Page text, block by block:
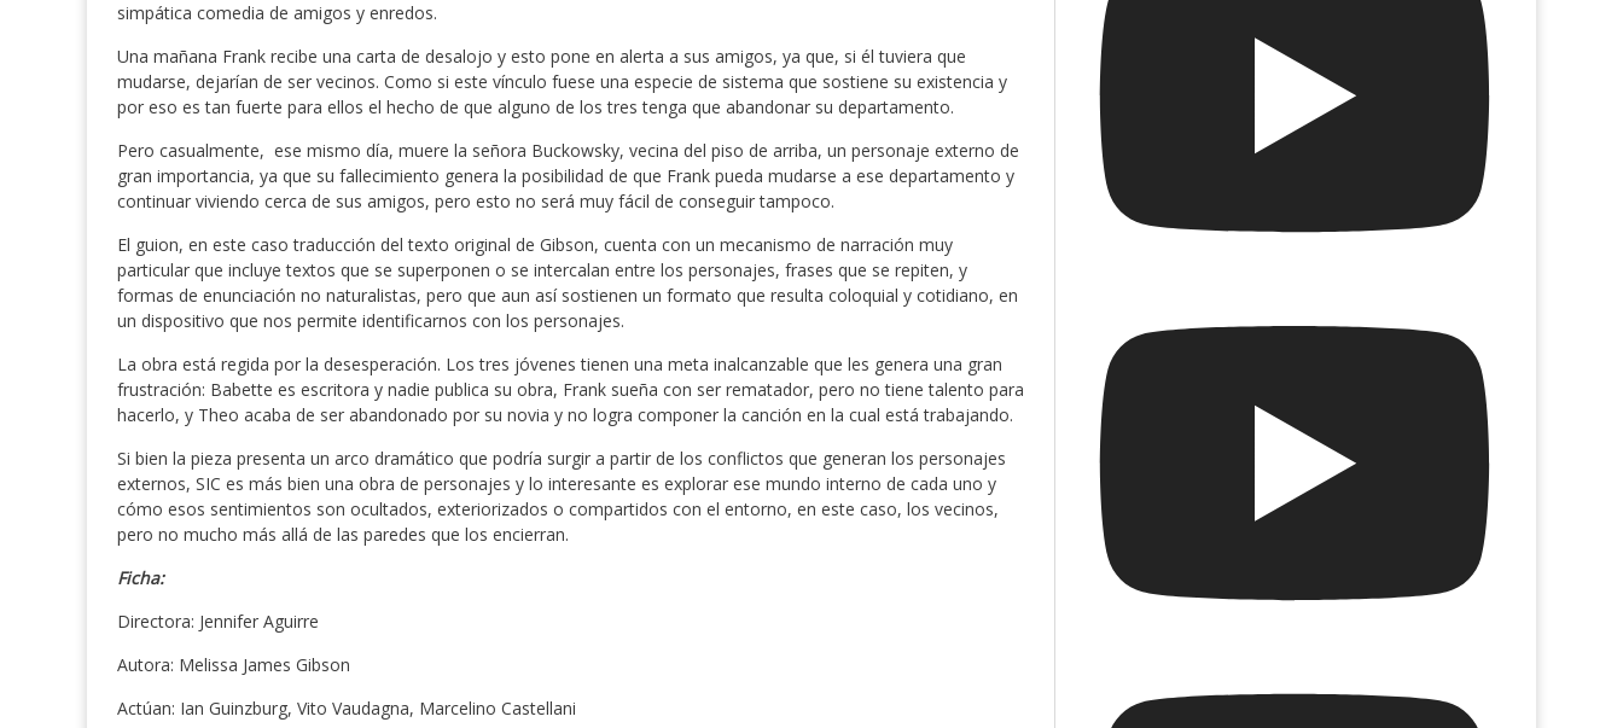
simpática comedia de amigos y enredos.
Una mañana Frank recibe una carta de desalojo y esto pone en alerta a sus amigos, ya que, si él tuviera que
mudarse, dejarían de ser vecinos. Como si este vínculo fuese una especie de sistema que sostiene su existencia y
por eso es tan fuerte para ellos el hecho de que alguno de los tres tenga que abandonar su departamento.
Pero casualmente, ese mismo día, muere la señora Buckowsky, vecina del piso de arriba, un personaje externo de
gran importancia, ya que su fallecimiento genera la posibilidad de que Frank pueda mudarse a ese departamento y
continuar viviendo cerca de sus amigos, pero esto no será muy fácil de conseguir tampoco.
El guion, en este caso traducción del texto original de Gibson, cuenta con un mecanismo de narración muy
particular que incluye textos que se superponen o se intercalan entre los personajes, frases que se repiten, y
formas de enunciación no naturalistas, pero que aun así sostienen un formato que resulta coloquial y cotidiano, en
un dispositivo que nos permite identificarnos con los personajes.
La obra está regida por la desesperación. Los tres jóvenes tienen una meta inalcanzable que les genera una gran
frustración: Babette es escritora y nadie publica su obra, Frank sueña con ser rematador, pero no tiene talento para
hacerlo, y Theo acaba de ser abandonado por su novia y no logra componer la canción en la cual está trabajando.
Si bien la pieza presenta un arco dramático que podría surgir a partir de los conflictos que generan los personajes
externos, SIC es más bien una obra de personajes y lo interesante es explorar ese mundo interno de cada uno y
cómo esos sentimientos son ocultados, exteriorizados o compartidos con el entorno, en este caso, los vecinos,
pero no mucho más allá de las paredes que los encierran.
Ficha:
Directora: Jennifer Aguirre
Autora: Melissa James Gibson
Actúan: Ian Guinzburg, Vito Vaudagna, Marcelino Castellani